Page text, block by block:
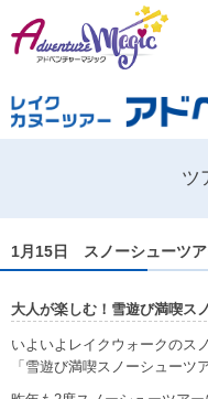
ツ
1月15日 スノーシューツ
大人が楽しむ！雪遊び満喫
いよいよレイクウォークのス
「雪遊び満喫スノーシューツ